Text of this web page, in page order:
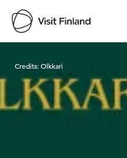
Credits:Olkkari